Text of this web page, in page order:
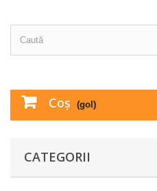
Coş (gol)
CATEGORII